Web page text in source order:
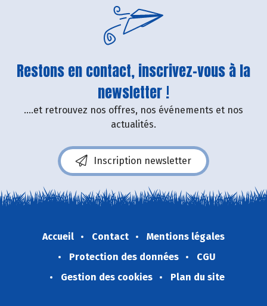
Restons en contact, inscrivez-vous à la
newsletter !
....et retrouvez nos offres, nos événements et nos
actualités.
Inscription newsletter
Accueil Contact
Mentions légales
Protection des données
CGU
Gestion des cookies
Plan du site